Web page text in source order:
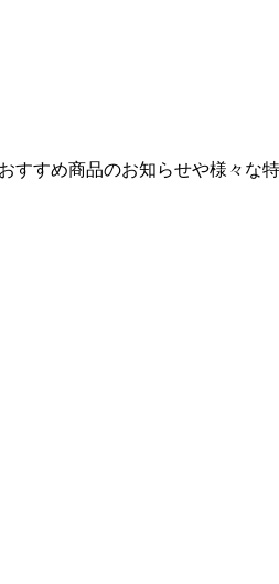
すめ商品のお知らせや様々な